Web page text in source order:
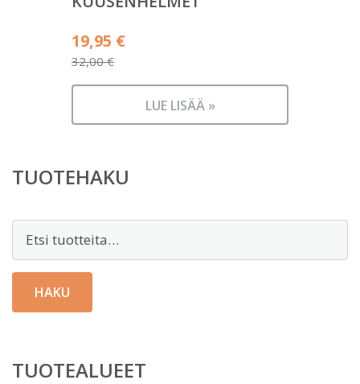
32,00€
Alkuperäinen
hinta
oli:
19,95 €
Nykyinen
on:
LUE LISÄÄ »
TUOTEHAKU
Etsi:
HAKU
TUOTEALUEET